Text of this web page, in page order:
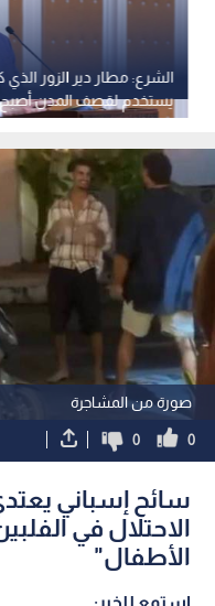
الشرع: مطار دير الزور الذي
يستخدم لقصف المدن أصبح
يخدم المدنيين
صورة من المشاجرة
0
0
سائح إسباني
الاحتلال في
الأطفال"
استمع للخبر: